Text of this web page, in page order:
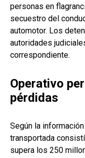
personas en
secuestro del
automotor. Los
autoridades
correspondiente.
Operativo
pérdidas
Según la
transportada
supera los 250